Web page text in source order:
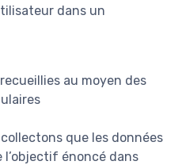
dans un
au moyen des
que les données
énoncé dans